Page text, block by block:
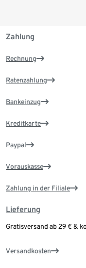
Zahlung
Rechnung
Ratenzahlung
Bankeinzug
Kreditkarte
Paypal
Vorauskasse
Zahlung in der Filiale
Lieferung
Gratisversand ab 29 € &
Versandkosten